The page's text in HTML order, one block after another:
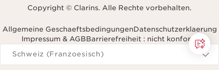
Copyright © Clarins. Alle Rechte vorbehalten.
Allgemeine GeschaeftsbedingungenDatenschutzerklaerung
Impressum & AGBBarrierefreiheit : nicht konform
Navigieren Sie zu
Schweiz (Franzoesisch)